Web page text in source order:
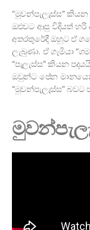
“මුවන්පැලැස්ස”
ඔළුවට ආපු විදියත්
අතරතුරේදී ඔහුට ඒ
ලැබුණා. ඒ ගැමියා
“පැලැස්ස” කියන
ඔවුන්ට පේන
“මුවන්පැලැස්ස”